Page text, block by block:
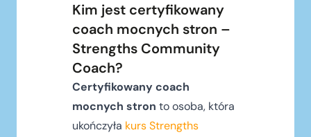
Kim jest certyfikowany
coach mocnych stron –
Strengths Community
Coach?
Certyfikowany coach
mocnych stron to osoba, która
ukończyła kurs Strengths